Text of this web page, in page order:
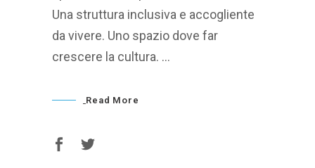
Una struttura inclusiva e accogliente
da vivere. Uno spazio dove far
crescere la cultura.
Read More